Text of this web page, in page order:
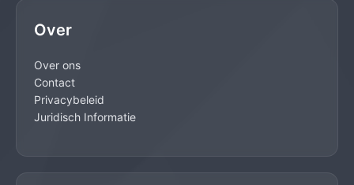
Over
Over ons
Contact
Privacybeleid
Juridisch Informatie